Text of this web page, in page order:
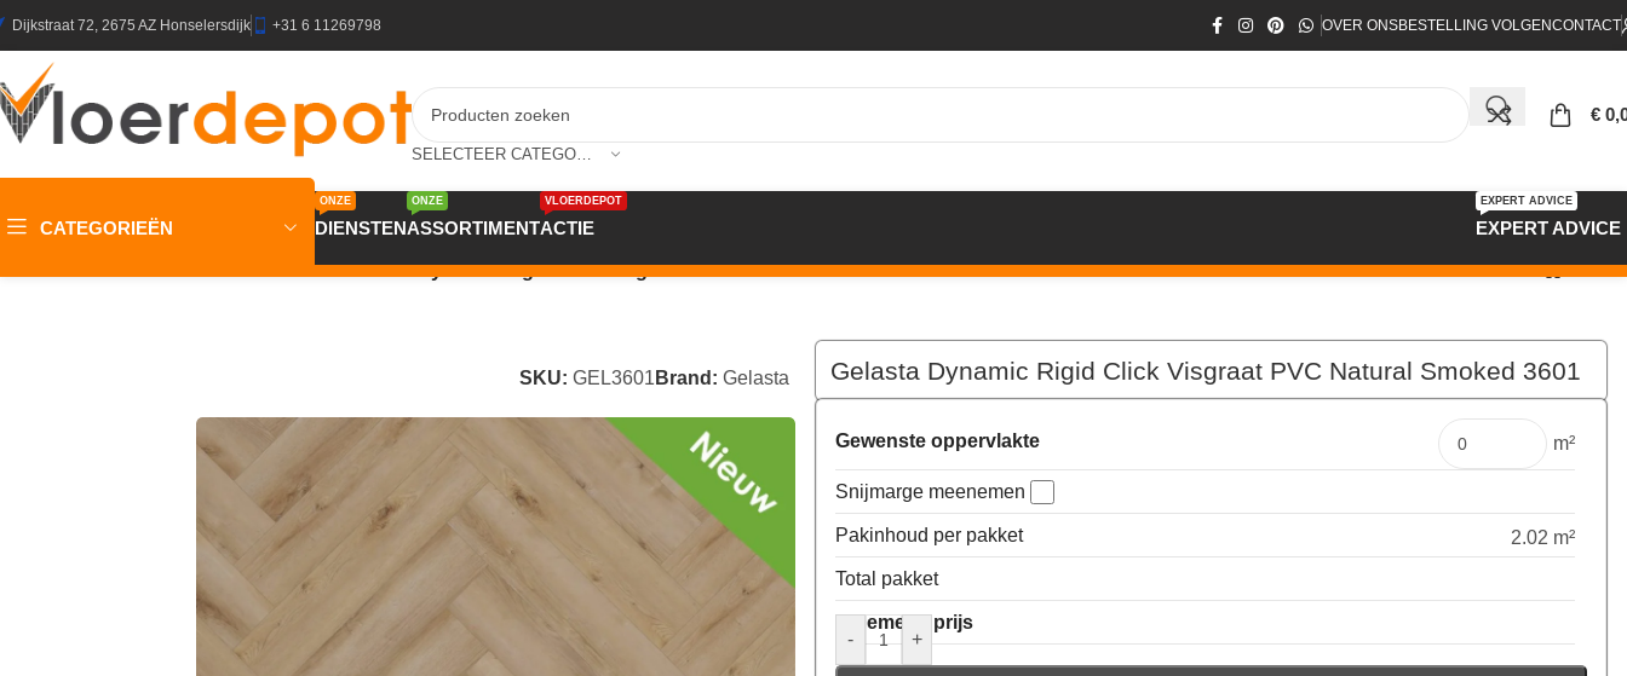
Dijkstraat 72, 2675 AZ Honselersdijk +31 6 11269798 OVER ONSBESTELLING VOLGENCONTACT
€
CATEGORIEËN DIENSTEN
ONZE
ASSORTIMENT
ONZE
ACTIE
VLOERDEPOT
EXPERT ADVICE
EXPERT ADVICE
PVC Vloeren/Gelasta Dynamic Rigid Click Visgraat PVC Natural Smoked 3601
SKU: GEL3601 Brand: Gelasta
Gelasta Dynamic Rigid Click Visgraat PVC Natural Smoked 3601
€91,71 Pakket
Gewenste oppervlakte m²
Snijmarge meenemen
Pakinhoud per pakket
2.02 m²
Total pakket
Algemene prijs
-
+